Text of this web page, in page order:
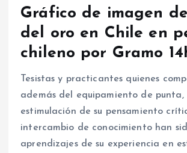
Gráfico de imagen
del oro en Chile en
chileno por Gramo
Tesistas y practicantes quienes
además del equipamiento de punta,
estimulación de su pensamiento
intercambio de conocimiento han
aprendizajes de su experiencia en